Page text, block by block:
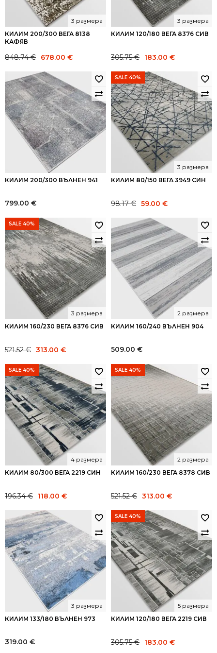
КИЛИМ 200/300 ВЕГА 8138
КАФЯВ
3 размера
848.74€
Original
was:
848.74 €.
678.00 €
Current
678.00 €.
КИЛИМ 120/180 ВЕГА 8376 СИВ
3 размера
305.75€
Original
was:
305.75 €.
183.00 €
Current
is:
183.00 €.
КИЛИМ 200/300 ВЪЛНЕН 941
799.00 €
SALE 40%
КИЛИМ 80/150 ВЕГА 3949 СИН
3 размера
98.17€
Original
was:
98.17 €.
59.00 €
Current
59.00 €.
SALE 40%
КИЛИМ 160/230 ВЕГА 8376 СИВ
3 размера
521.52€
Original
was:
521.52 €.
313.00 €
Current
is:
313.00 €.
КИЛИМ 160/240 ВЪЛНЕН 904
2 размера
509.00 €
SALE 40%
КИЛИМ 80/300 ВЕГА 2219 СИН
4 размера
196.34€
Original
was:
196.34 €.
118.00 €
Current
118.00 €.
SALE 40%
КИЛИМ 160/230 ВЕГА 8378 СИВ
2 размера
521.52€
Original
was:
521.52 €.
313.00 €
Current
is:
313.00 €.
КИЛИМ 133/180 ВЪЛНЕН 973
3 размера
319.00 €
SALE 40%
КИЛИМ 120/180 ВЕГА 2219 СИВ
5 размера
305.75€
Original
183.00 €
Current